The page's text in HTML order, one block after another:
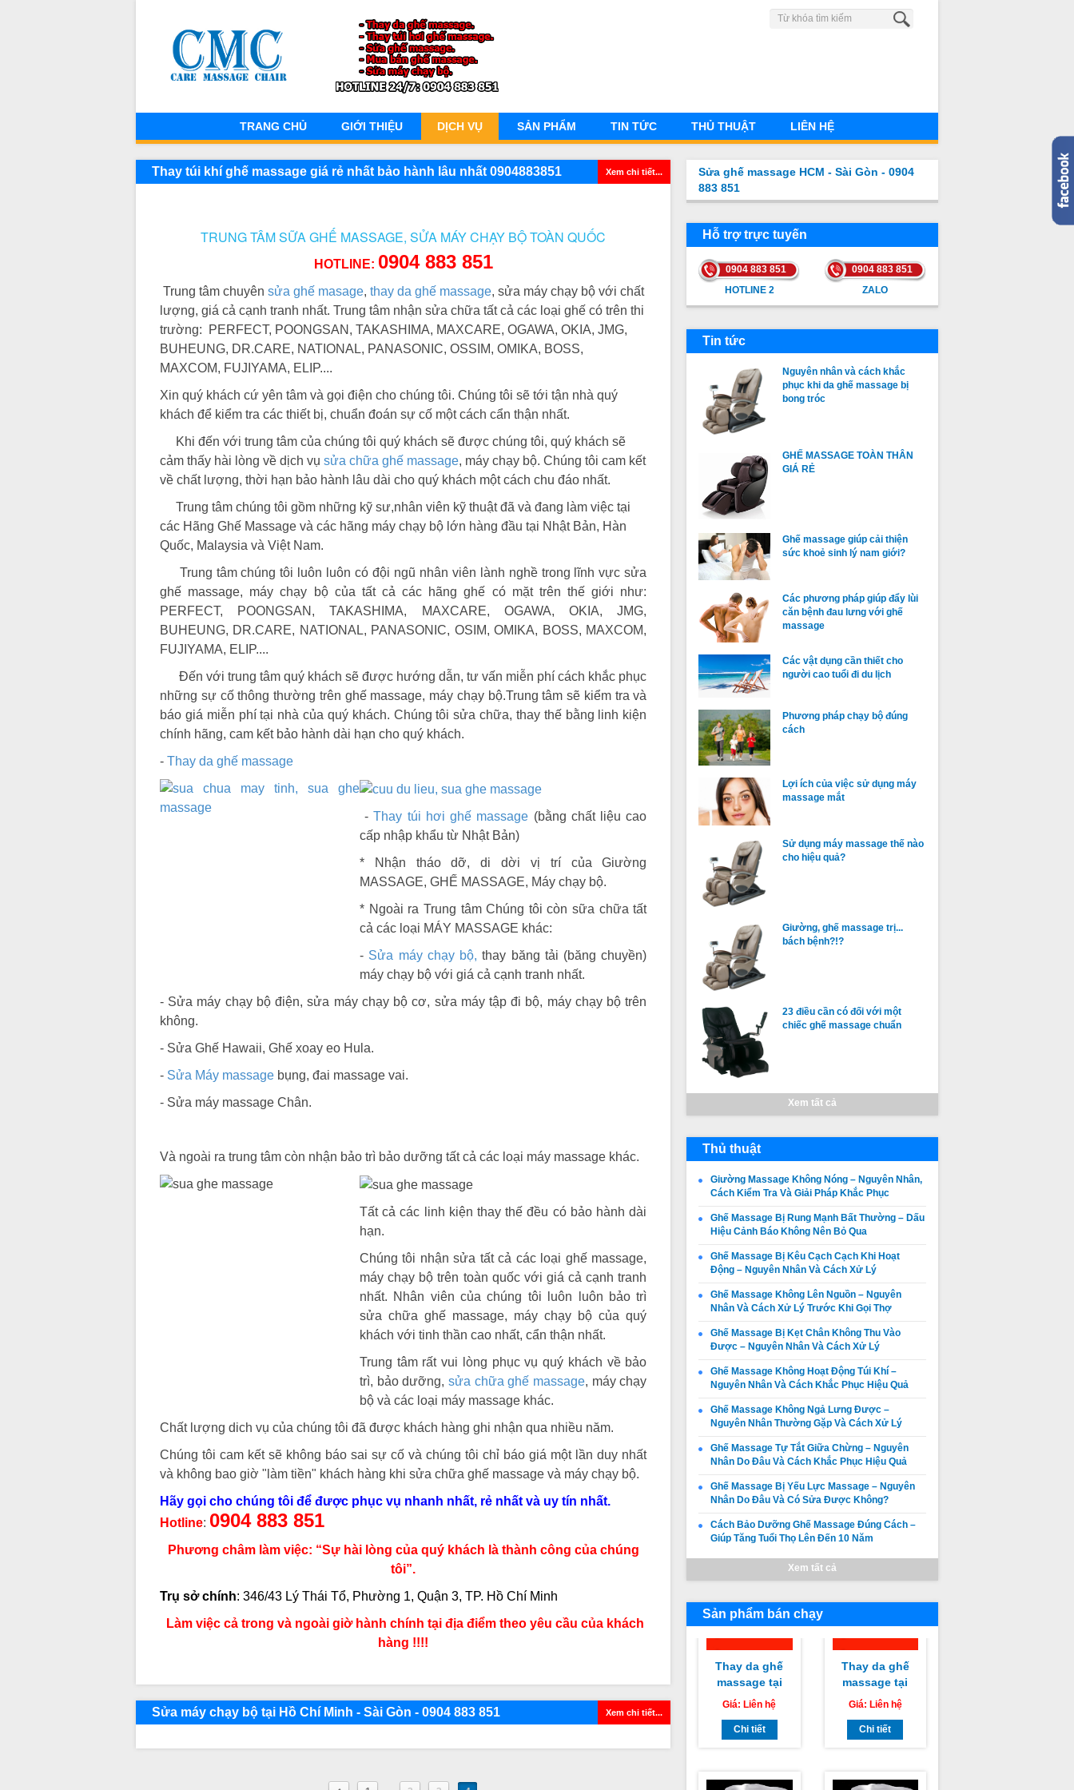
TRANG CHỦ GIỚI THIỆU DỊCH VỤ SẢN PHẨM TIN TỨC THỦ THUẬT LIÊN HỆ
Thay túi khí ghế massage giá rẻ nhất bảo hành lâu nhất 0904883851 Xem chi tiết...
TRUNG TÂM SỮA GHẾ MASSAGE, SỬA MÁY CHẠY BỘ TOÀN QUỐC
HOTLINE: 0904 883 851
Trung tâm chuyên sửa ghế masage, thay da ghế massage, sửa máy chạy bộ với chất
lượng, giá cả cạnh tranh nhất. Trung tâm nhận sửa chữa tất cả các loại ghế có trên thi
trường:
PERFECT, POONGSAN, TAKASHIMA, MAXCARE, OGAWA, OKIA, JMG,
BUHEUNG, DR.CARE, NATIONAL, PANASONIC, OSSIM, OMIKA, BOSS,
MAXCOM, FUJIYAMA, ELIP....
Xin quý khách cứ yên tâm và gọi điện cho chúng tôi. Chúng tôi sẽ tới tận nhà quý
khách để kiểm tra các thiết bị, chuẩn đoán sự cố một cách cẩn thận nhất.
Khi đến với trung tâm của chúng tôi quý khách sẽ được chúng tôi, quý khách sẽ
cảm thấy hài lòng về dịch vụ sửa chữa ghế massage, máy chạy bộ. Chúng tôi cam kết
về chất lượng, thời hạn bảo hành lâu dài cho quý khách một cách chu đáo nhất.
Trung tâm chúng tôi gồm những kỹ sư,nhân viên kỹ thuật đã và đang làm việc tại
các Hãng Ghế Massage và các hãng máy chạy bộ lớn hàng đầu tại Nhật Bản, Hàn
Quốc, Malaysia và Việt Nam.
Trung tâm chúng tôi luôn luôn có đội ngũ nhân viên lành nghề trong lĩnh vực sửa
ghế massage, máy chạy bộ của tất cả các hãng ghế có mặt trên thế giới như:
PERFECT, POONGSAN, TAKASHIMA, MAXCARE, OGAWA, OKIA, JMG,
BUHEUNG, DR.CARE, NATIONAL, PANASONIC, OSIM, OMIKA, BOSS, MAXCOM,
FUJIYAMA, ELIP....
Đến với trung tâm quý khách sẽ được hướng dẫn, tư vấn miễn phí cách khắc phục
những sự cố thông thường trên ghế massage, máy chạy bộ.Trung tâm sẽ kiểm tra và
báo giá miễn phí tại nhà của quý khách. Chúng tôi sửa chữa, thay thế bằng linh kiện
chính hãng, cam kết bảo hành dài hạn cho quý khách.
- Thay da ghế massage
-Thay túi hơi ghế massage (bằng chất liệu cao
cấp nhập khẩu từ Nhật Bản)
* Nhận tháo dỡ, di dời vị trí của Giường
MASSAGE, GHẾ MASSAGE, Máy chạy bộ.
* Ngoài ra Trung tâm Chúng tôi còn sữa chữa tất
cả các loại MÁY MASSAGE khác:
- Sửa máy chạy bộ, thay băng tải (băng chuyền)
máy chạy bộ với giá cả cạnh tranh nhất.
- Sửa máy chạy bộ điện, sửa máy chạy bộ cơ, sửa máy tập đi bộ, máy chạy bộ trên
không.
- Sửa Ghế Hawaii, Ghế xoay eo Hula.
- Sửa Máy massage bụng, đai massage vai.
- Sửa máy massage Chân.
Và ngoài ra trung tâm còn nhận bảo trì bảo dưỡng tất cả các loại máy massage khác.
Tất cả các linh kiện thay thế đều có bảo hành dài
hạn.
Chúng tôi nhận sửa tất cả các loại ghế massage,
máy chạy bộ trên toàn quốc với giá cả cạnh tranh
nhất. Nhân viên của chúng tôi luôn luôn bảo trì
sửa chữa ghế massage, máy chạy bộ của quý
khách với tinh thần cao nhất, cẩn thận nhất.
Trung tâm rất vui lòng phục vụ quý khách về bảo
trì, bảo dưỡng, sửa chữa ghế massage, máy chạy
bộ và các loại máy massage khác.
Chất lượng dich vụ của chúng tôi đã được khách hàng ghi nhận qua nhiều năm.
Chúng tôi cam kết sẽ không báo sai sự cố và chúng tôi chỉ báo giá một lần duy nhất
và không bao giờ "làm tiền" khách hàng khi sửa chữa ghế massage và máy chạy bộ.
Hãy gọi cho chúng tôi để được phục vụ nhanh nhất, rẻ nhất và uy tín nhất.
Hotline: 0904 883 851
Phương châm làm việc: “Sự hài lòng của quý khách là thành công của chúng
tôi”.
Trụ sở chính: 346/43 Lý Thái Tổ, Phường 1, Quận 3, TP. Hồ Chí Minh
Làm việc cả trong và ngoài giờ hành chính tại địa điểm theo yêu cầu của khách
hàng !!!!
Sửa máy chạy bộ tại Hồ Chí Minh - Sài Gòn - 0904 883 851 Xem chi tiết...
Sửa ghế massage HCM - Sài Gòn - 0904
883 851
Hỗ trợ trực tuyến
0904 883 851
HOTLINE 2
HOTLINE 2
0904 883 851
ZALO
ZALO
Tin tức
Nguyên nhân và cách khắc
phục khi da ghế massage bị
bong tróc
GHẾ MASSAGE TOÀN THÂN
GIÁ RẺ
Ghế massage giúp cải thiện
sức khoẻ sinh lý nam giới?
Các phương pháp giúp đẩy lùi
căn bệnh đau lưng với ghế
massage
Các vật dụng cần thiết cho
người cao tuổi đi du lịch
Phương pháp chạy bộ đúng
cách
Lợi ích của việc sử dụng máy
massage mắt
Sử dụng máy massage thế nào
cho hiệu quả?
Giường, ghế massage trị...
bách bệnh?!?
23 điều cần có đối với một
chiếc ghế massage chuẩn
Xem tất cả
Thủ thuật
Giường Massage Không Nóng – Nguyên Nhân,
Cách Kiểm Tra Và Giải Pháp Khắc Phục
Ghế Massage Bị Rung Mạnh Bất Thường – Dấu
Hiệu Cảnh Báo Không Nên Bỏ Qua
Ghế Massage Bị Kêu Cạch Cạch Khi Hoạt
Động – Nguyên Nhân Và Cách Xử Lý
Ghế Massage Không Lên Nguồn – Nguyên
Nhân Và Cách Xử Lý Trước Khi Gọi Thợ
Ghế Massage Bị Kẹt Chân Không Thu Vào
Được – Nguyên Nhân Và Cách Xử Lý
Ghế Massage Không Hoạt Động Túi Khí –
Nguyên Nhân Và Cách Khắc Phục Hiệu Quả
Ghế Massage Không Ngả Lưng Được –
Nguyên Nhân Thường Gặp Và Cách Xử Lý
Ghế Massage Tự Tắt Giữa Chừng – Nguyên
Nhân Do Đâu Và Cách Khắc Phục Hiệu Quả
Ghế Massage Bị Yếu Lực Massage – Nguyên
Nhân Do Đâu Và Có Sửa Được Không?
Cách Bảo Dưỡng Ghế Massage Đúng Cách –
Giúp Tăng Tuổi Thọ Lên Đến 10 Năm
Xem tất cả
Sản phẩm bán chạy
Ghế Massage
Body Được –
Nguyên Nhân,
Dấu Hiệu Và
Cách Khắc
Phục
Giá: Liên hệ
Chi tiết
Thay da ghế
Thị xã La Gi,
Linh, Huyện
Hàm Tân Bình
Thuận chuyên
nghiệp uy tín
Giá:Liên hệ
Chi tiết
Thay da ghế
massage tại
Linh, Huyện
Hàm Thuận
Nam Bình Bình
Thuận chuyên
Giá:
Chi tiết
Thay da ghế
massage tại
Phong, Huyện
Bắc Bình Bình
Thuận chuyên
nghiệp uy tín
Chi tiết
Thay da ghế
massage tại
Huyện Hàm
Thuận Bắc
Bình Thuận
chuyên nghiệp
Giá:Liên hệ
Thay da ghế
massage tại
Thành phố
Phan Thiết
Bình Thuận
chuyên nghiệp
Giá:Liên hệ